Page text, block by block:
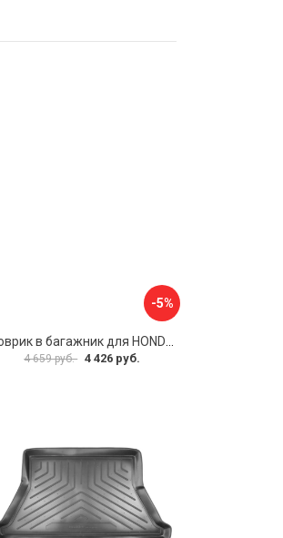
-5%
4 659 руб. 4 426 руб.